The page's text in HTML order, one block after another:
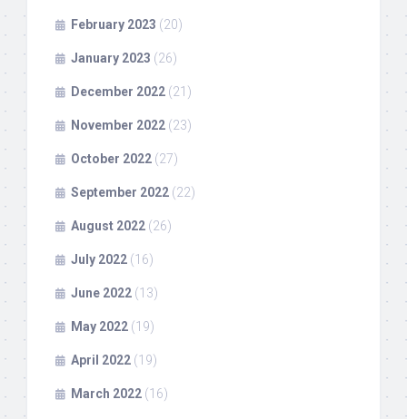
February 2023 (20)
January 2023 (26)
December 2022 (21)
November 2022 (23)
October 2022 (27)
September 2022 (22)
August 2022 (26)
July 2022 (16)
June 2022 (13)
May 2022 (19)
April 2022 (19)
March 2022 (16)